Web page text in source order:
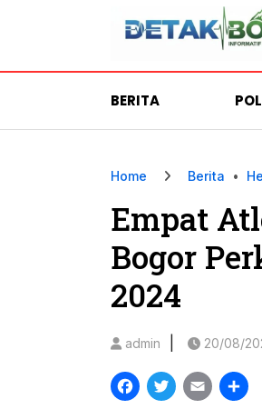
BERITA
Home Berita •
Empat
Bogor
2024
admin 20/08/
Facebook
Twitter